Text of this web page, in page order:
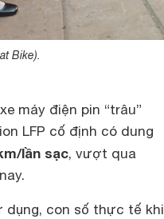
Bike).
máy điện pin “trâu”
LFP cố định có dung
lần sạc, vượt qua
dụng, con số thực tế khi